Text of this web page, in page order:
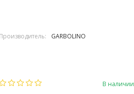
Производитель: GARBOLINO
В наличии